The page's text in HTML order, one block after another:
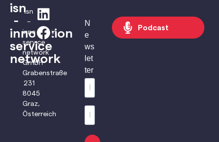
isn
-
innovation
service
network
isn
–
innovation
service
network
GmbH
Grabenstraße
231
8045
Graz,
Österreich
N
e
ws
let
ter
Podcast